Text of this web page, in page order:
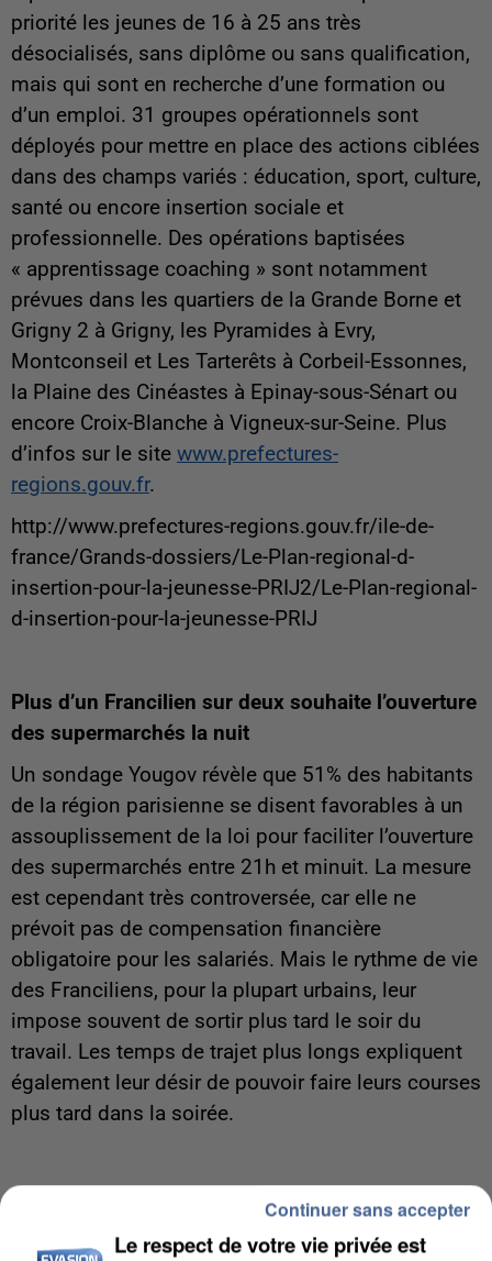
priorité les jeunes de 16 à 25 ans très
désocialisés, sans diplôme ou sans qualification,
mais qui sont en recherche d’une formation ou
d’un emploi. 31 groupes opérationnels sont
déployés pour mettre en place des actions ciblées
dans des champs variés : éducation, sport, culture,
santé ou encore insertion sociale et
professionnelle. Des opérations baptisées
« apprentissage coaching » sont notamment
prévues dans les quartiers de la Grande Borne et
Grigny 2 à Grigny, les Pyramides à Evry,
Montconseil et Les Tarterêts à Corbeil-Essonnes,
la Plaine des Cinéastes à Epinay-sous-Sénart ou
encore Croix-Blanche à Vigneux-sur-Seine. Plus
d’infos sur le site www.prefectures-
regions.gouv.fr.
http://www.prefectures-regions.gouv.fr/ile-de-
france/Grands-dossiers/Le-Plan-regional-d-
insertion-pour-la-jeunesse-PRIJ2/Le-Plan-regional-
d-insertion-pour-la-jeunesse-PRIJ
Plus d’un Francilien sur deux souhaite l’ouverture
des supermarchés la nuit
Un sondage Yougov révèle que 51% des habitants
de la région parisienne se disent favorables à un
assouplissement de la loi pour faciliter l’ouverture
des supermarchés entre 21h et minuit. La mesure
est cependant très controversée, car elle ne
prévoit pas de compensation financière
obligatoire pour les salariés. Mais le rythme de vie
des Franciliens, pour la plupart urbains, leur
impose souvent de sortir plus tard le soir du
travail. Les temps de trajet plus longs expliquent
également leur désir de pouvoir faire leurs courses
plus tard dans la soirée.
Du football. Sainte-Geneviève jouera finalement
son septième tour de la Coupe de France avec
Le respect de votre vie privée est
Continuer sans accepter